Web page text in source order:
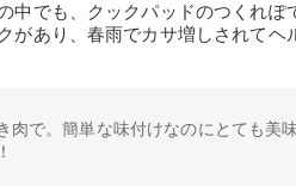
中でも、クックパッドのつくれぽ
があり、春雨でカサ増しされてヘ
肉で。簡単な味付けなのにとても美